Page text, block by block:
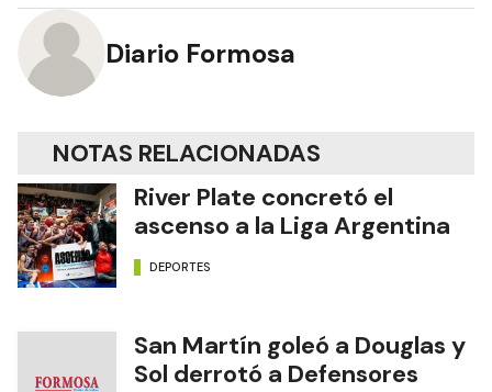
Diario Formosa
NOTAS RELACIONADAS
River Plate concretó el
ascenso a la Liga Argentina
DEPORTES
San Martín goleó a Douglas y
Sol derrotó a Defensores